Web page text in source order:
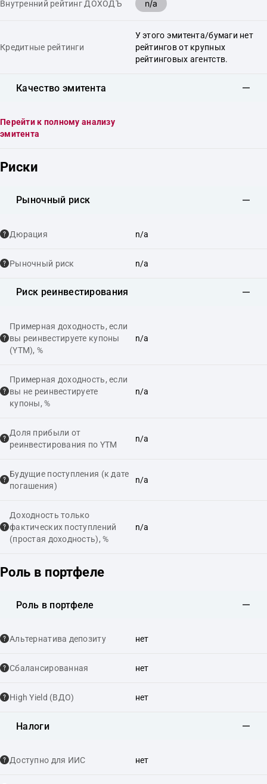
Внутренний рейтинг ДОХОДЪ n/a
Кредитные рейтинги
У этого эмитента/бумаги нет
рейтингов от крупных
рейтинговых агентств.
Качество эмитента
Перейти к полному анализу
эмитента
Риски
Рыночный риск
Дюрация n/a
Рыночный риск n/a
Риск реинвестирования
Примерная доходность, если
вы реинвестируете купоны
(YTM), %
n/a
Примерная доходность, если
вы не реинвестируете
купоны, %
n/a
Доля прибыли от
реинвестирования по YTM
n/a
Будущие поступления (к дате
погашения)
n/a
Доходность только
фактических поступлений
(простая доходность), %
n/a
Роль в портфеле
Роль в портфеле
Альтернатива депозиту нет
Сбалансированная нет
High Yield (ВДО) нет
Налоги
Доступно для ИИС нет